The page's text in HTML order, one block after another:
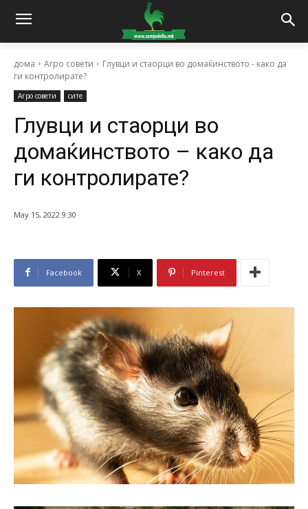
дома Агро совети
Глувци и стаорци во домаќинството - како да
ги контролирате?
Агро совети сите
Глувци и стаорци во
домаќинството – како да
ги контролирате?
May 15, 2022 9:30
Facebook X Pinterest